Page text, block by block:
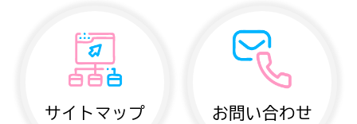
サイトマップ お問い合わせ